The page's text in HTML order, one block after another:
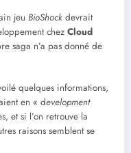
jeu BioShock devrait
chez Cloud
saga n’a pas donné de
quelques informations,
en « development
et si l’on retrouve la
raisons semblent se